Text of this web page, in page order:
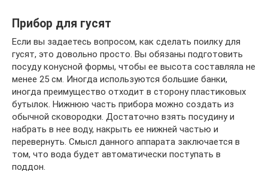
Прибор для гусят
Если вы задаетесь вопросом, как сделать поилку для
гусят, это довольно просто. Вы обязаны подготовить
посуду конусной формы, чтобы ее высота составляла не
менее 25 см. Иногда используются большие банки,
иногда преимущество отходит в сторону пластиковых
бутылок. Нижнюю часть прибора можно создать из
обычной сковородки. Достаточно взять посудину и
набрать в нее воду, накрыть ее нижней частью и
перевернуть. Смысл данного аппарата заключается в
том, что вода будет автоматически поступать в
поддон.